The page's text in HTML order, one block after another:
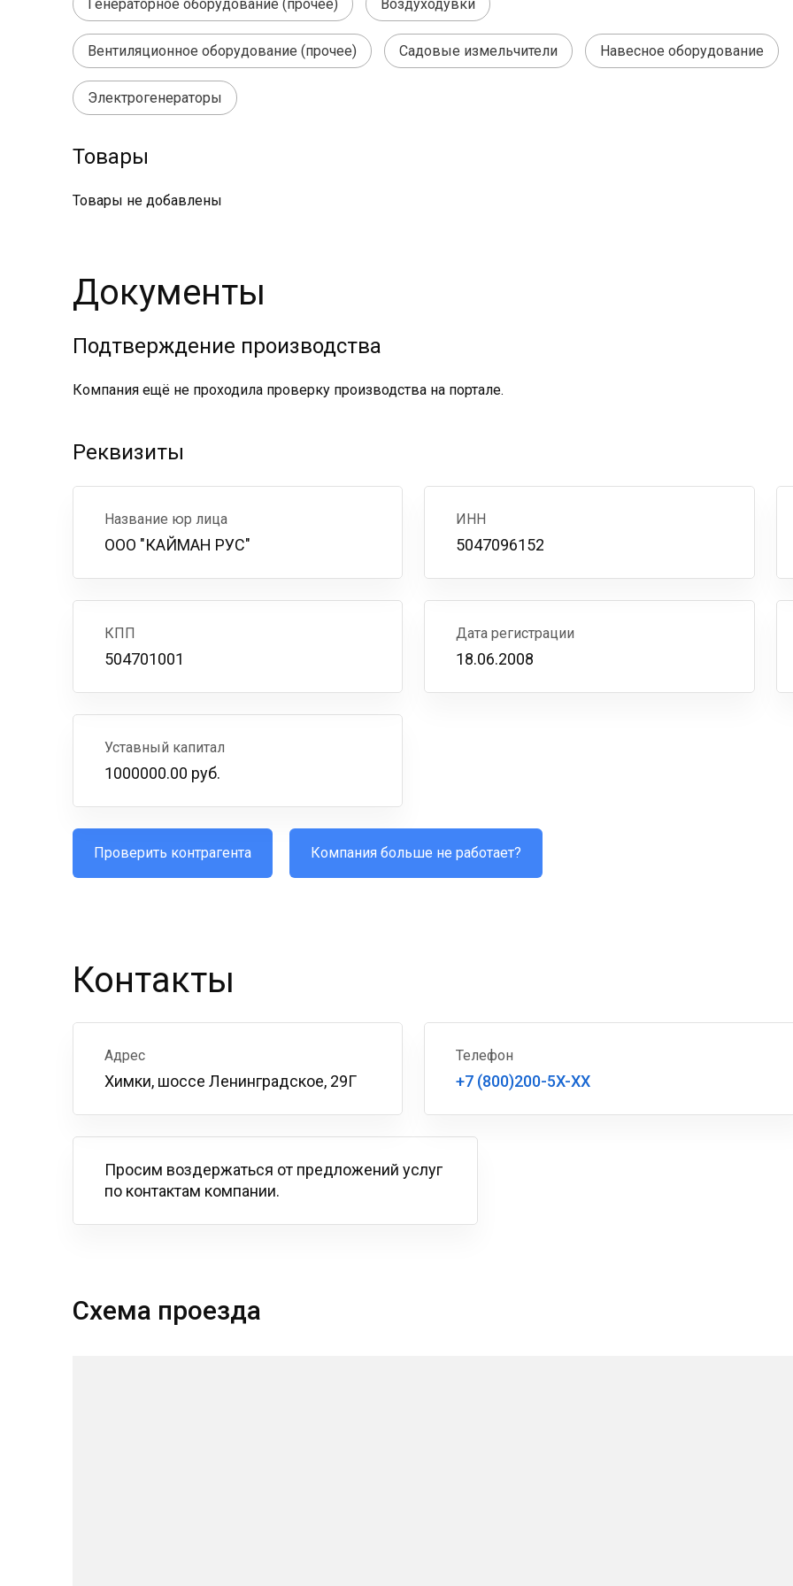
Генераторное оборудование (прочее) Воздуходувки
Вентиляционное оборудование (прочее) Садовые измельчители Навесное оборудование
Электрогенераторы
Товары
Товары не добавлены
Документы
Подтверждение производства
Компания ещё не проходила проверку производства на портале.
Реквизиты
Название юр лица
ООО "КАЙМАН РУС"
ИНН
5047096152
КПП
504701001
Дата регистрации
18.06.2008
Уставный капитал
1000000.00 руб.
Проверить контрагента Компания больше не работает?
Контакты
Адрес
Химки, шоссе Ленинградское, 29Г
Телефон
+7 (800)200-5X-XX
Просим воздержаться от предложений услуг
по контактам компании.
Схема проезда